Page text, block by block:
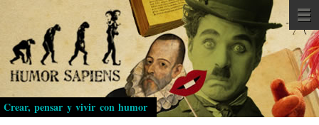
Pasar
al
contenido
principal
Crear, pensar y vivir con humor